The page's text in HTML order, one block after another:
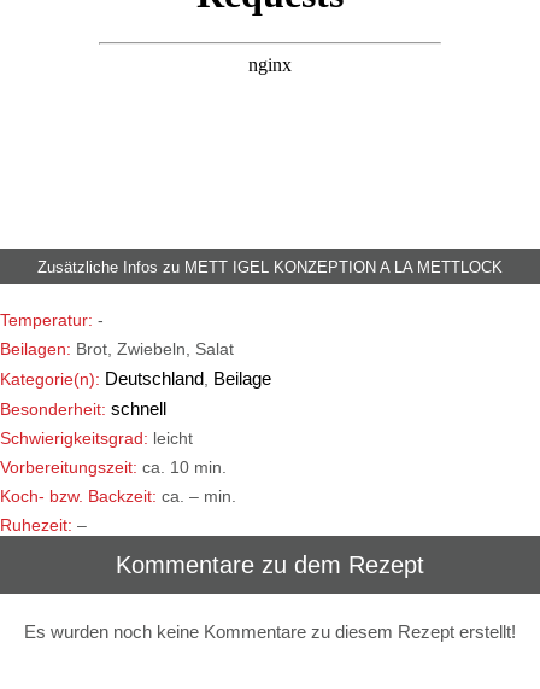
Zusätzliche Infos zu METT IGEL KONZEPTION A LA METTLOCK
Temperatur: -
Beilagen: Brot, Zwiebeln, Salat
Kategorie(n): Deutschland Beilage
Besonderheit: schnell
Schwierigkeitsgrad: leicht
Vorbereitungszeit: ca. 10 min.
Koch- bzw. Backzeit: ca. – min.
Ruhezeit: –
Kommentare zu dem Rezept
Es wurden noch keine Kommentare zu diesem Rezept erstellt!